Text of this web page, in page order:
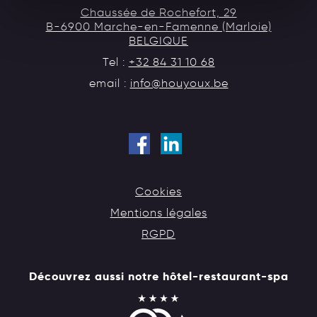
Chaussée de Rochefort, 29
B-6900 Marche-en-Famenne (Marloie)
BELGIQUE
Tel : +32 84 31 10 68
email : info@houyoux.be
Cookies
Mentions légales
RGPD
Découvrez aussi notre hôtel-restaurant-spa